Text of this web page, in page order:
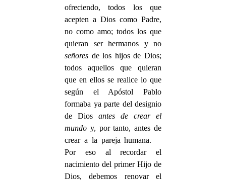
ofreciendo, todos los que
acepten a Dios como Padre,
no como amo; todos los que
quieran ser hermanos y no
señores de los hijos de Dios;
todos aquellos que quieran
que en ellos se realice lo que
según el Apóstol Pablo
formaba ya parte del designio
de Dios antes de crear el
mundo y, por tanto, antes de
crear a la pareja humana.
Por eso al recordar el
nacimiento del primer Hijo de
Dios, debemos renovar el